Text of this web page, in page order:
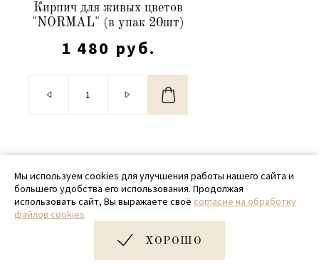
Кирпич для живых цветов
"NORMAL" (в упак 20шт)
1 480 руб.
© 2020 - 2026 SamPack
+ 7 (918) 699-97-87
zakaz@sampack.store
Дизайн и разработка сайта
Мы используем cookies для улучшения работы нашего сайта и
большего удобства его использования. Продолжая
использовать сайт, Вы выражаете своё согласие на обработку
файлов cookies
ХОРОШО